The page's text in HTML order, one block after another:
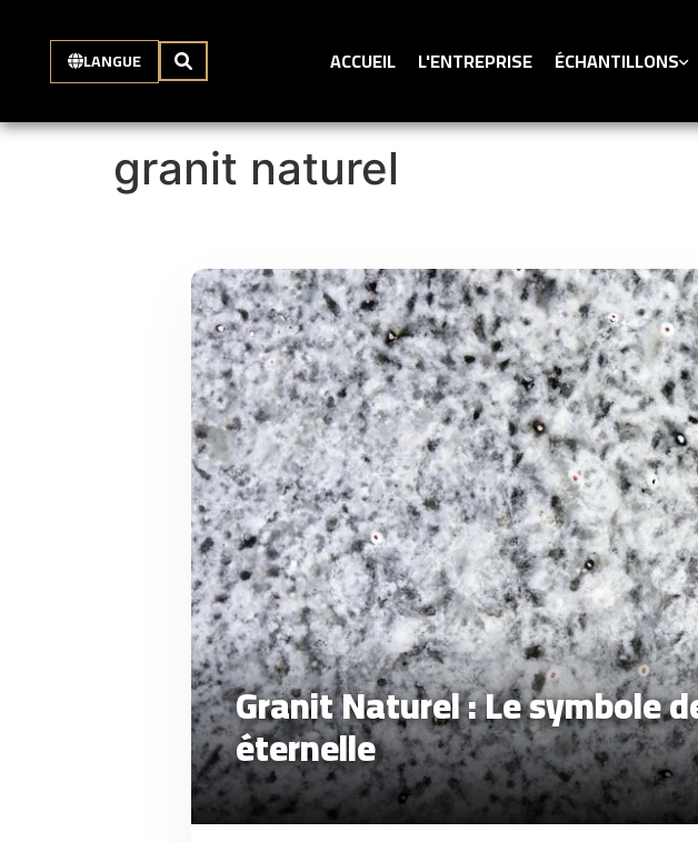
LANGUE ACCUEIL L'ENTREPRISE ÉCHANTILLONS
granit naturel
Granit Naturel : Le symbole
éternelle